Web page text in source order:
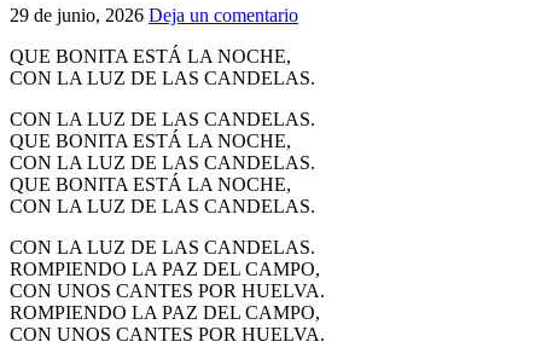
29 de junio, 2026 Deja un comentario
QUE BONITA ESTÁ LA NOCHE,
CON LA LUZ DE LAS CANDELAS.
CON LA LUZ DE LAS CANDELAS.
QUE BONITA ESTÁ LA NOCHE,
CON LA LUZ DE LAS CANDELAS.
QUE BONITA ESTÁ LA NOCHE,
CON LA LUZ DE LAS CANDELAS.
CON LA LUZ DE LAS CANDELAS.
ROMPIENDO LA PAZ DEL CAMPO,
CON UNOS CANTES POR HUELVA.
ROMPIENDO LA PAZ DEL CAMPO,
CON UNOS CANTES POR HUELVA.
¡Bienvenido! Soy el asistente virtual de rocio.com.
¿En qué puedo ayudarte?
Historia de la Virgen del Rocío
¿Cuándo es la romería del Rocío?
¿Cuándo se construyó la primera ermita?
El traslado cada siete años
¿Cuales son los actos principales que se celebran en el